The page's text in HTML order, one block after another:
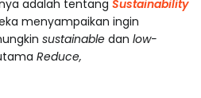
adalah tentang Sustainability
menyampaikan ingin
sustainable dan low-
Reduce,